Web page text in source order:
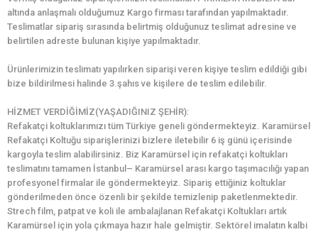
altında anlaşmalı olduğumuz Kargo firması tarafından yapılmaktadır.
Teslimatlar sipariş sırasında belirtmiş olduğunuz teslimat adresine ve
belirtilen adreste bulunan kişiye yapılmaktadır.
Ürünlerimizin teslimatı yapılırken siparişi veren kişiye teslim edildiği gibi
bize bildirilmesi halinde 3.şahıs ve kişilere de teslim edilebilir.
HİZMET VERDİĞİMİZ(YAŞADIĞINIZ ŞEHİR):
Refakatçi koltuklarımızı tüm Türkiye geneli göndermekteyiz. Karamürsel
Refakatçi Koltuğu siparişlerinizi bizlere iletebilir 6 iş günü içerisinde
kargoyla teslim alabilirsiniz. Biz Karamürsel için refakatçi koltukları
teslimatını tamamen İstanbul– Karamürsel arası kargo taşımacılığı yapan
profesyonel firmalar ile göndermekteyiz. Sipariş ettiğiniz koltuklar
gönderilmeden önce özenli bir şekilde temizlenip paketlenmektedir.
Strech film, patpat ve koli ile ambalajlanan Refakatçi Koltukları artık
Karamürsel için yola çıkmaya hazır hale gelmiştir. Sektörel imalatın kalbi